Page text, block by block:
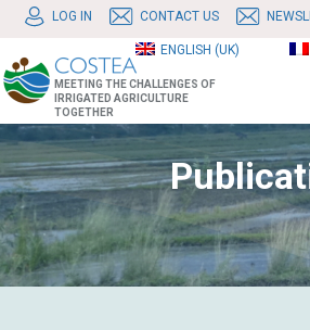
LOG IN CONTACT US
ENGLISH (UK)
MEETING THE CHALLENGES OF
IRRIGATED AGRICULTURE
TOGETHER